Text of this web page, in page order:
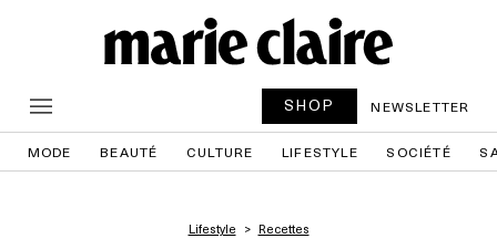
SHOP NEWSLETTER
MODE BEAUTÉ CULTURE LIFESTYLE SOCIÉTÉ
Lifestyle Recettes